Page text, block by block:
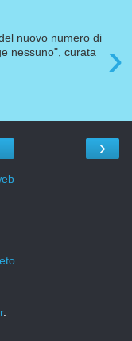
›
nuovo numero di
nessuno", curata
›
.